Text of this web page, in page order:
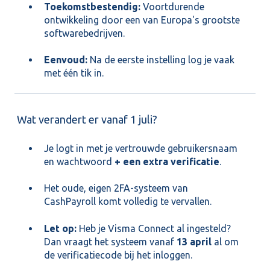
Toekomstbestendig: Voortdurende
ontwikkeling door een van Europa's grootste
softwarebedrijven.
Eenvoud: Na de eerste instelling log je vaak
met één tik in.
Wat verandert er vanaf 1 juli?
Je logt in met je vertrouwde gebruikersnaam
en wachtwoord + een extra verificatie.
Het oude, eigen 2FA-systeem van
CashPayroll komt volledig te vervallen.
Let op: Heb je Visma Connect al ingesteld?
Dan vraagt het systeem vanaf 13 april al om
de verificatiecode bij het inloggen.